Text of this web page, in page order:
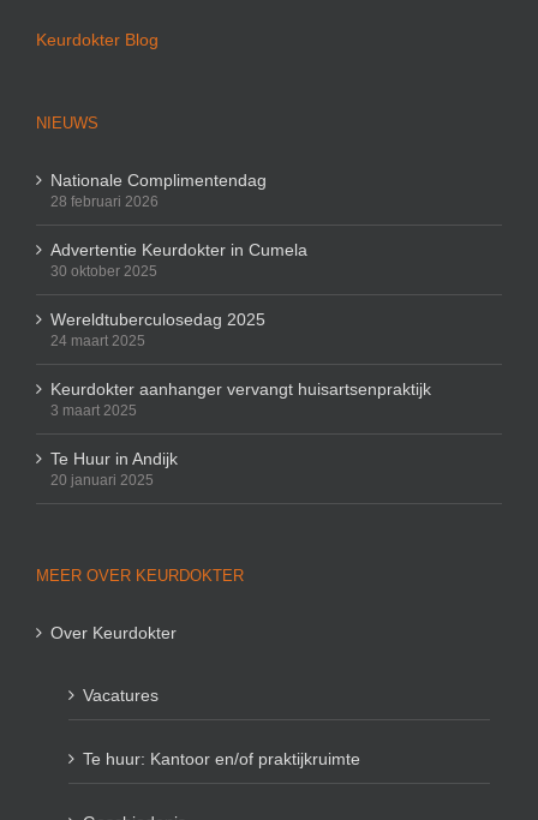
Keurdokter Blog
NIEUWS
Nationale Complimentendag
28 februari 2026
Advertentie Keurdokter in Cumela
30 oktober 2025
Wereldtuberculosedag 2025
24 maart 2025
Keurdokter aanhanger vervangt huisartsenpraktijk
3 maart 2025
Te Huur in Andijk
20 januari 2025
MEER OVER KEURDOKTER
Over Keurdokter
Vacatures
Te huur: Kantoor en/of praktijkruimte